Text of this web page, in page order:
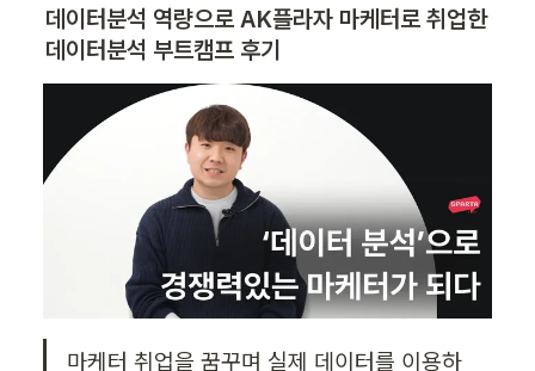
데이터분석 역량으로 AK플라자 마케터로 취업한
데이터분석 부트캠프 후기
마케터 취업을 꿈꾸며 실제 데이터를 이용하